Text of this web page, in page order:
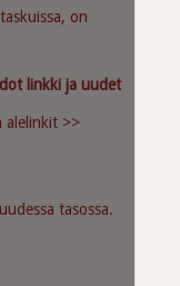
on
linkki ja uudet
alelinkit >>
tasossa.